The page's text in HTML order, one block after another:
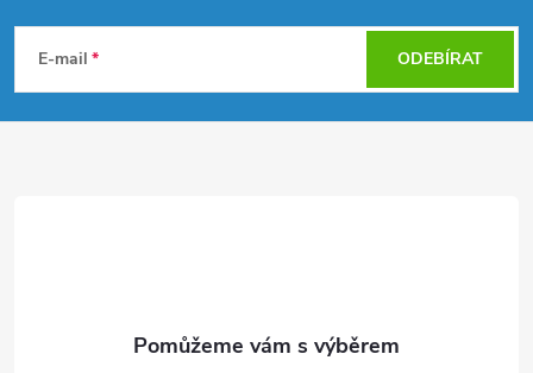
p
i
s
p
E-mail ODEBÍRAT